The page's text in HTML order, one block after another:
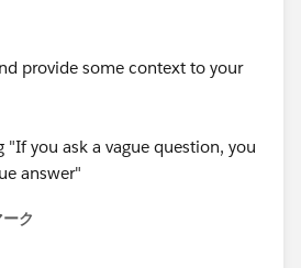
provide some context to your
"If you ask a vague question, you
answer"
ク